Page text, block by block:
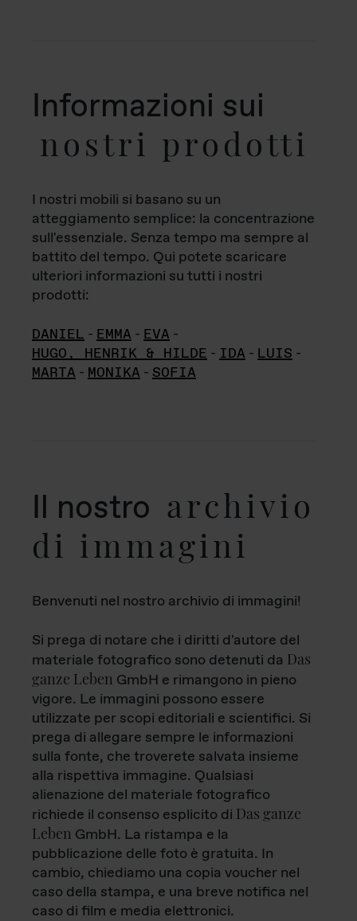
Informazioni sui
nostri prodotti
I nostri mobili si basano su un
atteggiamento semplice: la concentrazione
sull'essenziale. Senza tempo ma sempre al
battito del tempo. Qui potete scaricare
ulteriori informazioni su tutti i nostri
prodotti:
DANIEL - EMMA - EVA -
HUGO, HENRIK & HILDE - IDA - LUIS -
MARTA - MONIKA - SOFIA
Il nostro archivio
di immagini
Benvenuti nel nostro archivio di immagini!
Si prega di notare che i diritti d'autore del
materiale fotografico sono detenuti da Das
ganze Leben GmbH e rimangono in pieno
vigore. Le immagini possono essere
utilizzate per scopi editoriali e scientifici. Si
prega di allegare sempre le informazioni
sulla fonte, che troverete salvata insieme
alla rispettiva immagine. Qualsiasi
alienazione del materiale fotografico
richiede il consenso esplicito di Das ganze
Leben GmbH. La ristampa e la
pubblicazione delle foto è gratuita. In
cambio, chiediamo una copia voucher nel
caso della stampa, e una breve notifica nel
caso di film e media elettronici.